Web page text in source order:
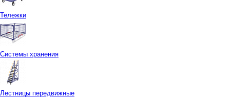
Тележки
Системы хранения
Лестницы передвижные